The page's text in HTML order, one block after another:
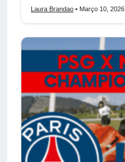
Laura Brandao • Março 10, 2026